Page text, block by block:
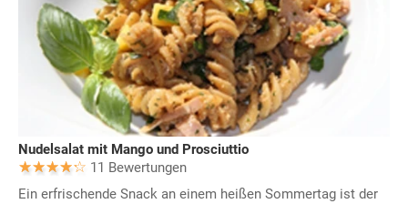
Nudelsalat mit Mango und Prosciuttio
11 Bewertungen
Ein erfrischende Snack an einem heißen Sommertag ist der